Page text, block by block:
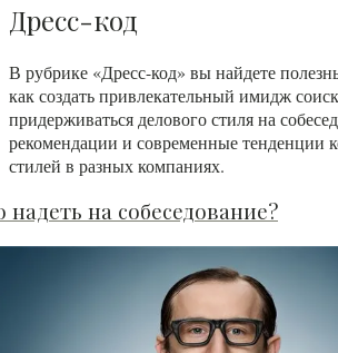
Дресс-код
В рубрике «Дресс-код» вы найдете
как создать привлекательный имидж
придерживаться делового стиля на
рекомендации и современные тенденции
стилей в разных компаниях.
надеть на собеседование?